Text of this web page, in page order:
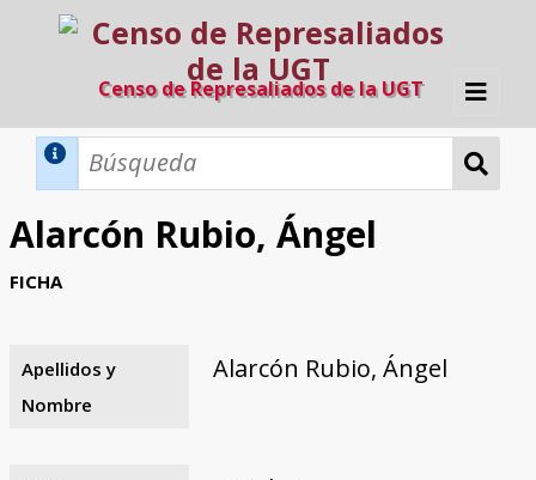
Censo de Represaliados de la UGT
Inicio
Métodos de búsqueda
Búsqueda Dinámica
Búsqueda Avanzada
Razones y objetivos
El equipo
Colaboradores
Fuentes documentales
Alarcón Rubio, Ángel
FICHA
Apellidos y
Nombre
Alarcón Rubio, Ángel